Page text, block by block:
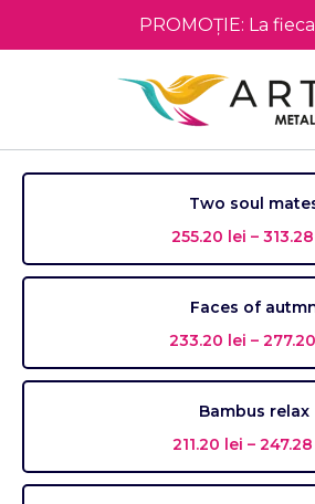
PROMOȚIE: La
Two soul
255.20 lei – 313.28
Faces of
233.20 lei – 277.20
Bambus relax
211.20 lei – 247.28